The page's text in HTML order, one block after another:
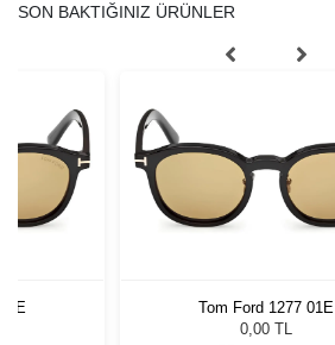
SON BAKTIĞINIZ ÜRÜNLER
Tom Ford 1277 01E
0,00 TL